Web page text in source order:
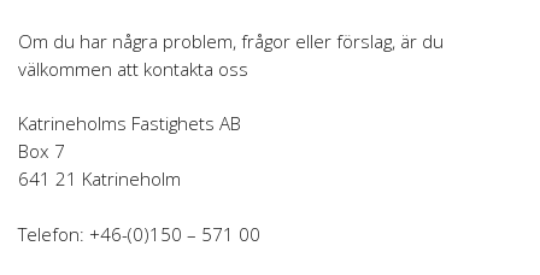
Om du har några problem, frågor eller förslag, är du
välkommen att kontakta oss
Katrineholms Fastighets AB
Box 7
641 21 Katrineholm
Telefon: +46-(0)150 – 571 00